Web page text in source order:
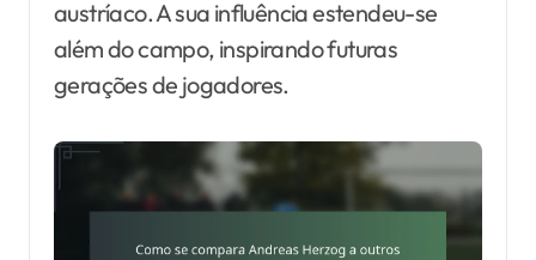
austríaco. A sua influência estendeu-se
além do campo, inspirando futuras
gerações de jogadores.